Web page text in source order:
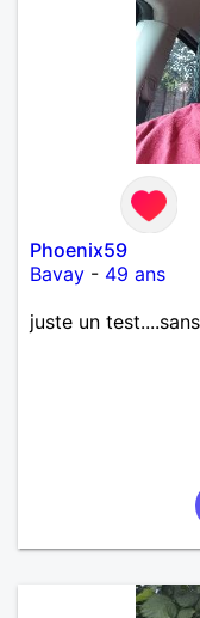
Phoenix59
Bavay - 49 ans
juste un